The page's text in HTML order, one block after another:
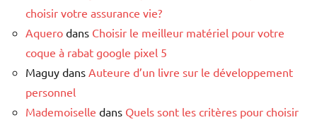
choisir votre assurance vie?
Aquero dans Choisir le meilleur matériel pour votre
coque à rabat google pixel 5
Maguy dans Auteure d’un livre sur le développement
personnel
Mademoiselle dans Quels sont les critères pour choisir